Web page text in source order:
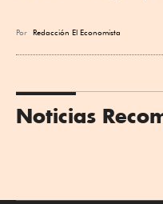
Por Redacción El Economista
Noticias